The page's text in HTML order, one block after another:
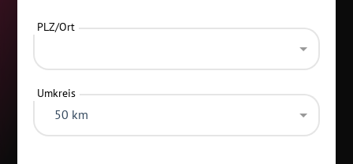
PLZ/Ort
Umkreis
50 km